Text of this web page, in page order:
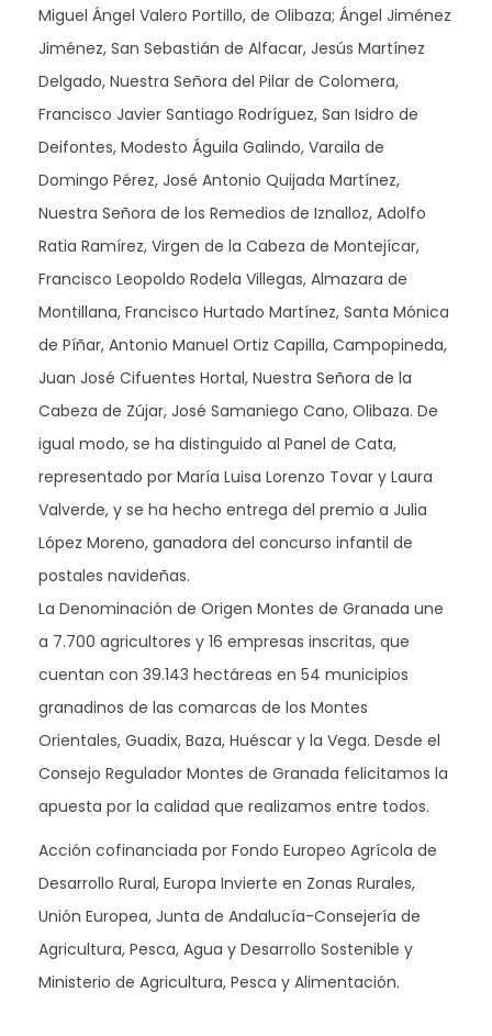
Miguel Ángel Valero Portillo, de Olibaza; Ángel Jiménez
Jiménez, San Sebastián de Alfacar, Jesús Martínez
Delgado, Nuestra Señora del Pilar de Colomera,
Francisco Javier Santiago Rodríguez, San Isidro de
Deifontes, Modesto Águila Galindo, Varaila de
Domingo Pérez, José Antonio Quijada Martínez,
Nuestra Señora de los Remedios de Iznalloz, Adolfo
Ratia Ramírez, Virgen de la Cabeza de Montejícar,
Francisco Leopoldo Rodela Villegas, Almazara de
Montillana, Francisco Hurtado Martínez, Santa Mónica
de Píñar, Antonio Manuel Ortiz Capilla, Campopineda,
Juan José Cifuentes Hortal, Nuestra Señora de la
Cabeza de Zújar, José Samaniego Cano, Olibaza. De
igual modo, se ha distinguido al Panel de Cata,
representado por María Luisa Lorenzo Tovar y Laura
Valverde, y se ha hecho entrega del premio a Julia
López Moreno, ganadora del concurso infantil de
postales navideñas.
La Denominación de Origen Montes de Granada une
a 7.700 agricultores y 16 empresas inscritas, que
cuentan con 39.143 hectáreas en 54 municipios
granadinos de las comarcas de los Montes
Orientales, Guadix, Baza, Huéscar y la Vega. Desde el
Consejo Regulador Montes de Granada felicitamos la
apuesta por la calidad que realizamos entre todos.
Acción cofinanciada por Fondo Europeo Agrícola de
Desarrollo Rural, Europa Invierte en Zonas Rurales,
Unión Europea, Junta de Andalucía-Consejería de
Agricultura, Pesca, Agua y Desarrollo Sostenible y
Ministerio de Agricultura, Pesca y Alimentación.